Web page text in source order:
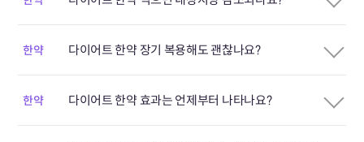
한약 다이어트 한약 장기 복용해도 괜찮나요?
한약 다이어트 한약 효과는 언제부터 나타나요?